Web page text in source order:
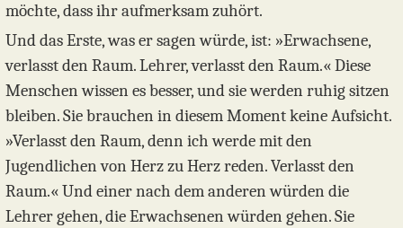
möchte, dass ihr aufmerksam zuhört.
Und das Erste, was er sagen würde, ist: »Erwachsene,
verlasst den Raum. Lehrer, verlasst den Raum.« Diese
Menschen wissen es besser, und sie werden ruhig sitzen
bleiben. Sie brauchen in diesem Moment keine Aufsicht.
»Verlasst den Raum, denn ich werde mit den
Jugendlichen von Herz zu Herz reden. Verlasst den
Raum.« Und einer nach dem anderen würden die
Lehrer gehen, die Erwachsenen würden gehen. Sie